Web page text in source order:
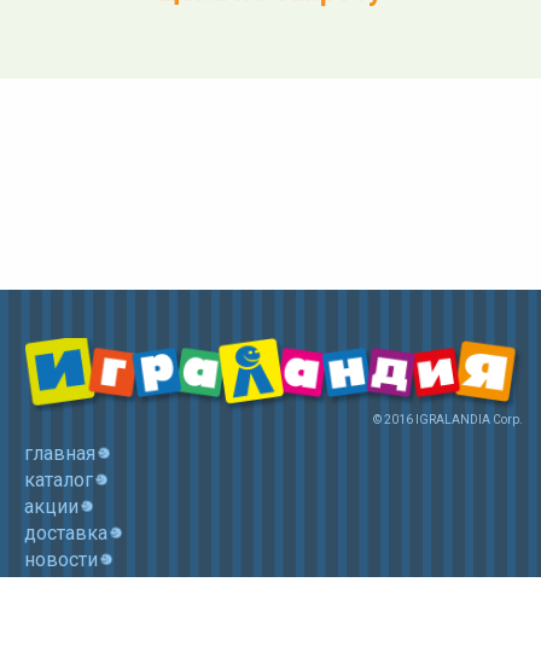
© 2016 IGRALANDIA Corp.
главная
каталог
акции
доставка
новости